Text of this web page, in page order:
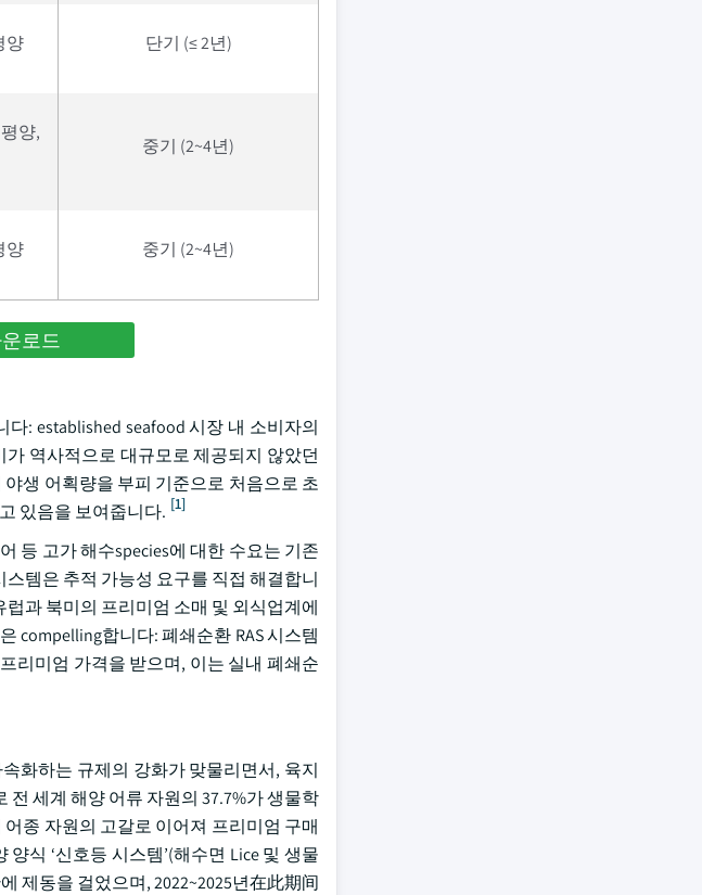
양 단기 (≤ 2년)
양,
중기 (2~4년)
양 중기 (2~4년)
로드
: established seafood 시장 내 소비자의
역사적으로 대규모로 제공되지 않았던
생 어획량을 부피 기준으로 처음으로 초
있음을 보여줍니다. [1]
등 고가 해수species에 대한 수요는 기존
템은 추적 가능성 요구를 직접 해결합니
과 북미의 프리미엄 소매 및 외식업계에
compelling합니다: 폐쇄순환 RAS 시스템
리미엄 가격을 받으며, 이는 실내 폐쇄순
화하는 규제의 강화가 맞물리면서, 육지
전 세계 해양 어류 자원의 37.7%가 생물학
종 자원의 고갈로 이어져 프리미엄 구매
식 ‘신호등 시스템’(해수면 Lice 및 생물
제동을 걸었으며, 2022~2025년在此期间